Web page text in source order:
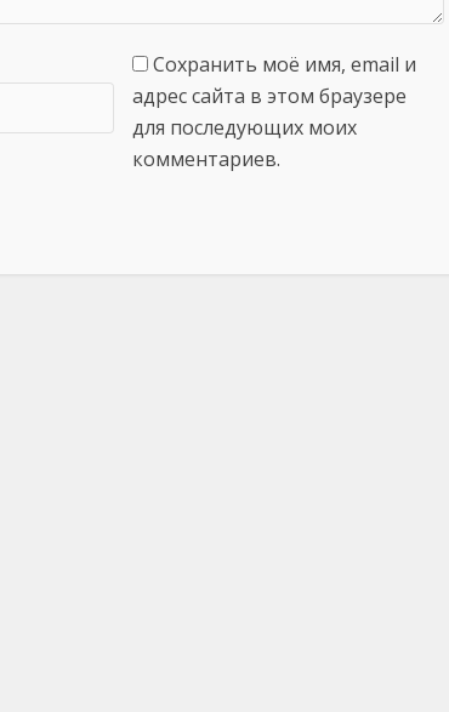
Сохранить моё имя, email и
адрес сайта в этом браузере
для последующих моих
комментариев.